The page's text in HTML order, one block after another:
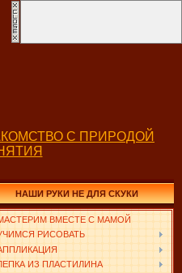
С ПРИРОДОЙ
НАШИ РУКИ НЕ ДЛЯ СКУКИ
ВМЕСТЕ С МАМОЙ
РИСОВАТЬ
ИЗ ПЛАСТИЛИНА